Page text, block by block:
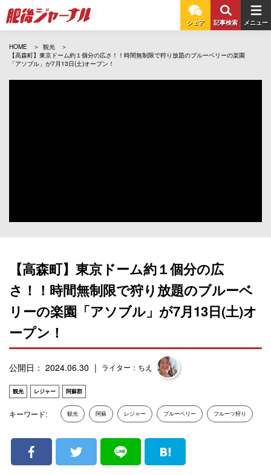
シェア 記事検索 メニュー
HOME
観光
【高森町】東京ドーム約１個分の広さ！！時間無制限で狩り放題のブルーベリーの楽園
「アソブル」が7月13日(土)オープン！
【高森町】東京ドーム約１個分の広
さ！！時間無制限で狩り放題のブルーベ
リーの楽園「アソブル」が7月13日(土)オ
ープン！
公開日： 2024.06.30 ライター：ちえ
観光 レジャー 阿蘇郡
キーワード: 観光 阿蘇 レジャー ブルーベリー フルーツ狩り